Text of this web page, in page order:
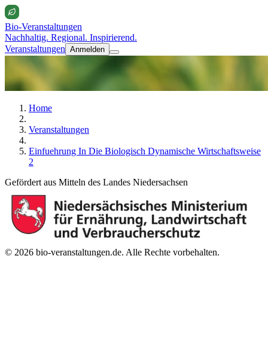
Bio-Veranstaltungen
Nachhaltig. Regional. Inspirierend.
Veranstaltungen Anmelden
Home
Veranstaltungen
Einfuehrung In Die Biologisch Dynamische Wirtschaftsweise
2
Gefördert aus Mitteln des Landes Niedersachsen
© 2026 bio-veranstaltungen.de. Alle Rechte vorbehalten.